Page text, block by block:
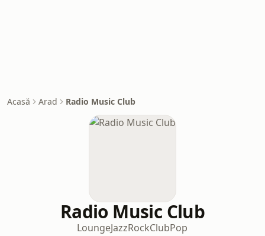
Acasă Arad Radio Music Club
Radio Music Club
LoungeJazzRockClubPop